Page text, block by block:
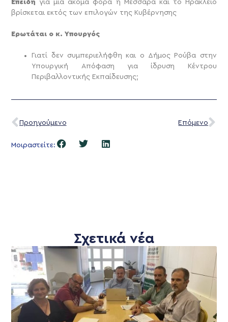
Επειδή για μια ακόμα φορά η Μεσσαρά και το Ηράκλειο
βρίσκεται εκτός των επιλογών της Κυβέρνησης
Ερωτάται ο κ. Υπουργός
Γιατί δεν συμπεριελήφθη και ο Δήμος Ρούβα στην
Υπουργική Απόφαση για ίδρυση Κέντρου
Περιβαλλοντικής Εκπαίδευσης;
Προηγούμενο Επόμενο
Μοιραστείτε:
Σχετικά νέα